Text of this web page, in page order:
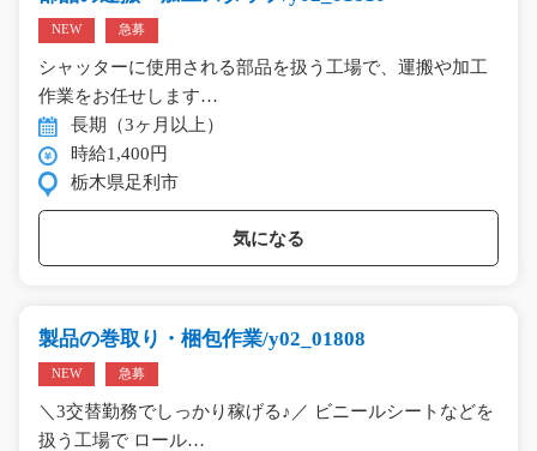
NEW 急募
シャッターに使用される部品を扱う工場で、運搬や加工
作業をお任せします…
長期（3ヶ月以上）
時給1,400円
栃木県足利市
気になる
製品の巻取り・梱包作業/y02_01808
NEW 急募
＼3交替勤務でしっかり稼げる♪／ ビニールシートなどを
扱う工場で ロール…